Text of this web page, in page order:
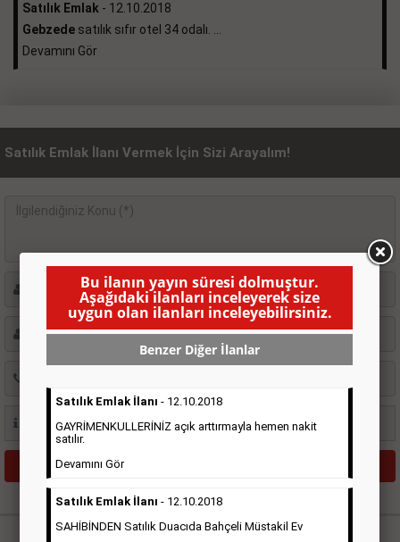
Satılık Emlak - 12.10.2018
Gebzede satılık sıfır otel 34 odalı. ...
Devamını Gör
Satılık Emlak İlanı Vermek İçin Sizi Arayalım!
Hürriyet Gazetesi İlan Türleri
Bu ilanın yayın süresi dolmuştur.
Aşağıdaki ilanları inceleyerek size
uygun olan ilanları inceleyebilirsiniz.
Benzer Diğer İlanlar
Satılık Emlak İlanı - 12.10.2018
GAYRİMENKULLERİNİZ açık arttırmayla hemen nakit
satılır.
Devamını Gör
Satılık Emlak İlanı - 12.10.2018
SAHİBİNDEN Satılık Duacıda Bahçeli Müstakil Ev